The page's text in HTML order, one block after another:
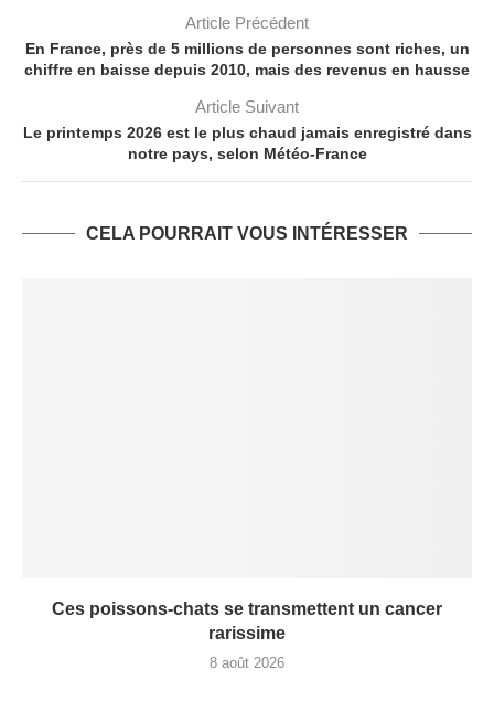
Article Précédent
En France, près de 5 millions de personnes sont riches, un
chiffre en baisse depuis 2010, mais des revenus en hausse
Article Suivant
Le printemps 2026 est le plus chaud jamais enregistré dans
notre pays, selon Météo-France
CELA POURRAIT VOUS INTÉRESSER
Ces poissons-chats se transmettent un cancer
rarissime
8 août 2026